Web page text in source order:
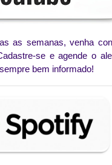
as semanas, venha
se e agende o
bem informado!